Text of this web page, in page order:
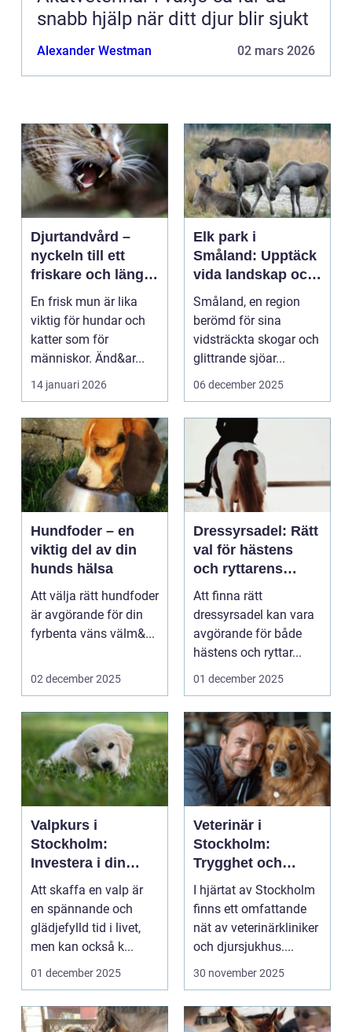
snabb hjälp när ditt djur blir sjukt
Alexander Westman 02 mars 2026
Djurtandvård –
nyckeln till ett
friskare och längre
liv för hund och
katt
En frisk mun är lika
viktig för hundar och
katter som för
människor. Änd&ar...
14 januari 2026
Elk park i
Småland: Upptäck
vida landskap och
majestätiska älgar
Småland, en region
berömd för sina
vidsträckta skogar och
glittrande sjöar...
06 december 2025
Hundfoder – en
viktig del av din
hunds hälsa
Att välja rätt hundfoder
är avgörande för din
fyrbenta väns välm&...
02 december 2025
Dressyrsadel: Rätt
val för hästens
och ryttarens
perfekta balans
Att finna rätt
dressyrsadel kan vara
avgörande för både
hästens och ryttar...
01 december 2025
Valpkurs i
Stockholm:
Investera i din
valps framtid
Att skaffa en valp är
en spännande och
glädjefylld tid i livet,
men kan också k...
01 december 2025
Veterinär i
Stockholm:
Trygghet och
kvalitet för din
fyrbenta vän
I hjärtat av Stockholm
finns ett omfattande
nät av veterinärkliniker
och djursjukhus....
30 november 2025